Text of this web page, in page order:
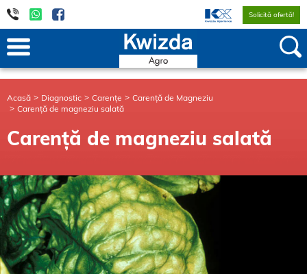
Solicită ofertă!
Acasă Diagnostic Carențe
Carență de Magneziu
Carență de magneziu salată
Carență de magneziu salată